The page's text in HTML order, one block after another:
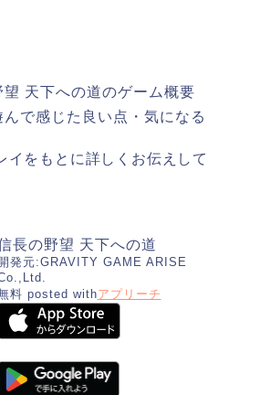
望 天下への道のゲーム概要
んで感じた良い点・気になる
イをもとに詳しくお伝えして
長の野望 天下への道
発元:GRAVITY GAME ARISE
料 posted withアプリーチ